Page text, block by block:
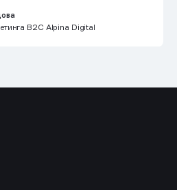
B2C Alpina Digital